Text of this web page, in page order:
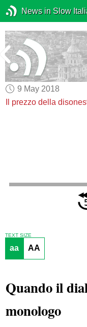
News in Slow
9 May 2018
Il prezzo della
TEXT SIZE
aa AA
Quando il
monologo